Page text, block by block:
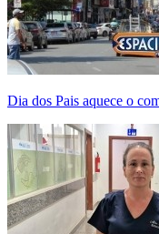
Dia dos Pais aquece o